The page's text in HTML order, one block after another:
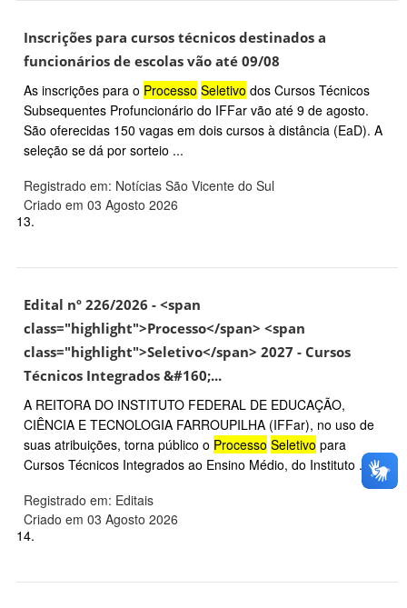
Inscrições para cursos técnicos destinados a
funcionários de escolas vão até 09/08
As inscrições para o Processo Seletivo dos Cursos Técnicos
Subsequentes Profuncionário do IFFar vão até 9 de agosto.
São oferecidas 150 vagas em dois cursos à distância (EaD). A
seleção se dá por sorteio ...
Registrado em: Notícias São Vicente do Sul
Criado em 03 Agosto 2026
13.
Edital nº 226/2026 - <span
class="highlight">Processo</span> <span
class="highlight">Seletivo</span> 2027 - Cursos
Técnicos Integrados &#160;...
A REITORA DO INSTITUTO FEDERAL DE EDUCAÇÃO,
CIÊNCIA E TECNOLOGIA FARROUPILHA (IFFar), no uso de
suas atribuições, torna público o Processo Seletivo para
Cursos Técnicos Integrados ao Ensino Médio, do Instituto ...
Registrado em: Editais
Criado em 03 Agosto 2026
14.